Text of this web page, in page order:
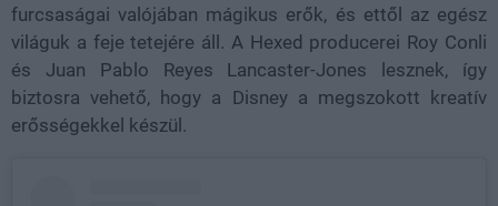
furcsaságai valójában mágikus erők, és ettől az egész
világuk a feje tetejére áll. A Hexed producerei Roy Conli
és Juan Pablo Reyes Lancaster-Jones lesznek, így
biztosra vehető, hogy a Disney a megszokott kreatív
erősségekkel készül.